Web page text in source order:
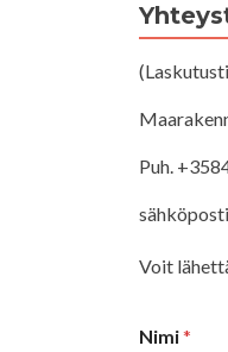
Puh.
Voit
Nimi*